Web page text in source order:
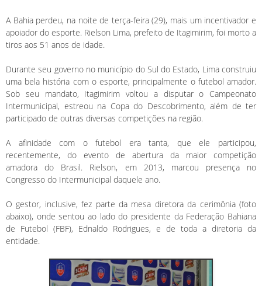
A Bahia perdeu, na noite de terça-feira (29), mais um incentivador e
apoiador do esporte. Rielson Lima, prefeito de Itagimirim, foi morto a
tiros aos 51 anos de idade.
Durante seu governo no município do Sul do Estado, Lima construiu
uma bela história com o esporte, principalmente o futebol amador.
Sob seu mandato, Itagimirim voltou a disputar o Campeonato
Intermunicipal, estreou na Copa do Descobrimento, além de ter
participado de outras diversas competições na região.
A afinidade com o futebol era tanta, que ele participou,
recentemente, do evento de abertura da maior competição
amadora do Brasil. Rielson, em 2013, marcou presença no
Congresso do Intermunicipal daquele ano.
O gestor, inclusive, fez parte da mesa diretora da cerimônia (foto
abaixo), onde sentou ao lado do presidente da Federação Bahiana
de Futebol (FBF), Ednaldo Rodrigues, e de toda a diretoria da
entidade.